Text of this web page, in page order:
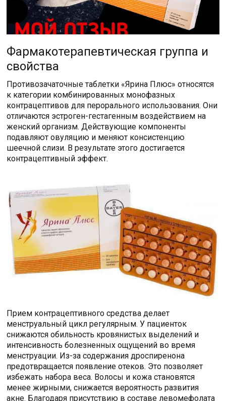
Фармакотерапевтическая группа и
свойства
Противозачаточные таблетки «Ярина Плюс» относятся
к категории комбинированных монофазных
контрацептивов для перорального использования. Они
отличаются эстроген-гестагенным воздействием на
женский организм. Действующие компоненты
подавляют овуляцию и меняют консистенцию
шеечной слизи. В результате этого достигается
контрацептивный эффект.
Прием контрацептивного средства делает
менструальный цикл регулярным. У пациенток
снижаются обильность кровянистых выделений и
интенсивность болезненных ощущений во время
менструации. Из-за содержания дроспиренона
предотвращается появление отеков. Это позволяет
избежать набора веса. Волосы и кожа становятся
менее жирными, снижается вероятность развития
акне. Благодаря присутствию в составе левомефолата